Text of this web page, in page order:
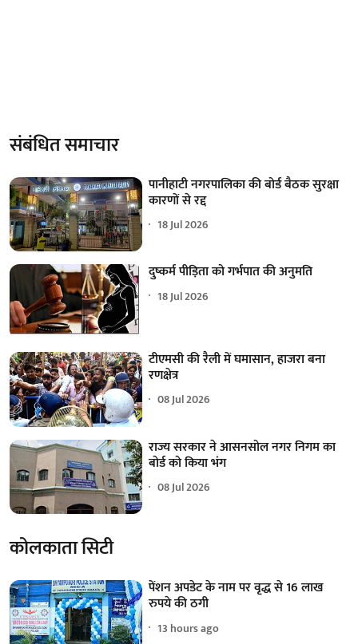
संबंधित समाचार
पानीहाटी नगरपालिका की बोर्ड बैठक सुरक्षा
कारणों से रद्द
18 Jul 2026
दुष्कर्म पीड़िता को गर्भपात की अनुमति
18 Jul 2026
टीएमसी की रैली में घमासान, हाजरा बना
रणक्षेत्र
08 Jul 2026
राज्य सरकार ने आसनसोल नगर निगम का
बोर्ड को किया भंग
08 Jul 2026
कोलकाता सिटी
पेंशन अपडेट के नाम पर वृद्ध से 16 लाख
रुपये की ठगी
13 hours ago